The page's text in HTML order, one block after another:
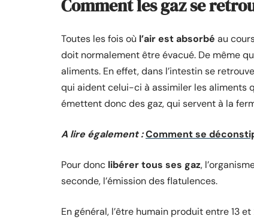
Comment les gaz se
Toutes les fois où l’air est absorbé au
doit normalement être évacué. De même
aliments. En effet, dans l’intestin se
qui aident celui-ci à assimiler les aliments
émettent donc des gaz, qui servent à la
A lire également :Comment se
Pour donc libérer tous ses gaz,
seconde, l’émission des flatulences.
En général, l’être humain produit entre 13